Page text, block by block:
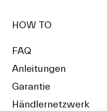
HOW TO
FAQ
Anleitungen
Garantie
Händlernetzwerk